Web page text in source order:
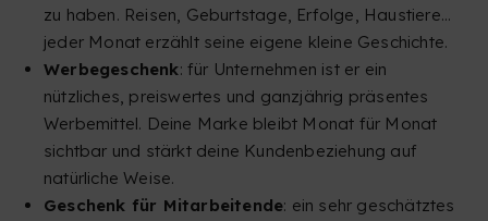
zu haben. Reisen, Geburtstage, Erfolge, Haustiere…
jeder Monat erzählt seine eigene kleine Geschichte.
Werbegeschenk: für Unternehmen ist er ein
nützliches, preiswertes und ganzjährig präsentes
Werbemittel. Deine Marke bleibt Monat für Monat
sichtbar und stärkt deine Kundenbeziehung auf
natürliche Weise.
Geschenk für Mitarbeitende: ein sehr geschätztes